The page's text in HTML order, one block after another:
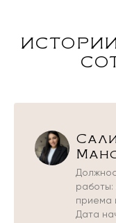
работы:
приема
Дата